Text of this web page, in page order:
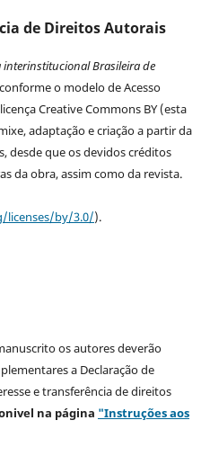
de Direitos Autorais
interinstitucional Brasileira de
o modelo de Acesso
Creative Commons BY (esta
adaptação e criação a partir da
desde que os devidos créditos
da obra, assim como da revista.
licenses/by/3.0/).
os autores deverão
a Declaração de
e transferência de direitos
na página "Instruções aos